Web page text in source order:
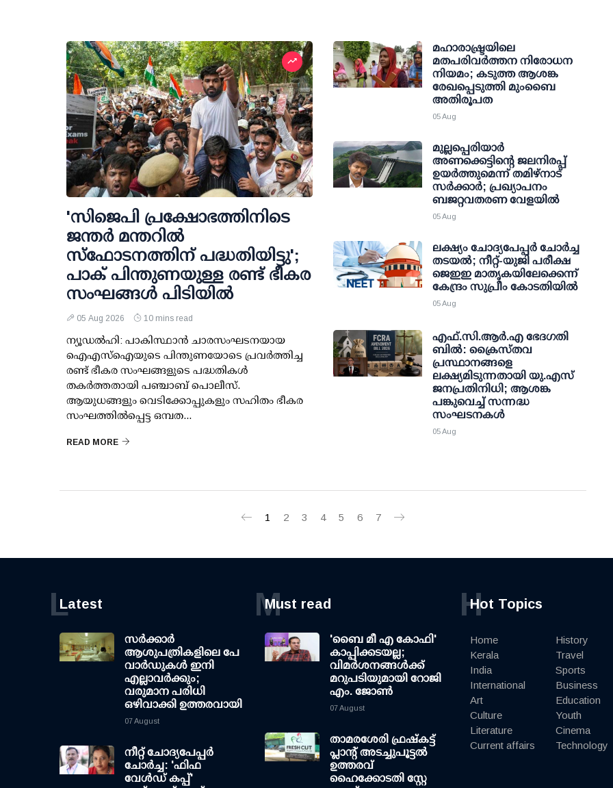
'സിജെപി പ്രക്ഷോഭത്തിനിടെ
ജന്തര്‍ മന്തറില്‍
സ്ഫോടനത്തിന് പദ്ധതിയിട്ടു';
പാക് പിന്തുണയുള്ള രണ്ട് ഭീകര
സംഘങ്ങള്‍ പിടിയില്‍
05 Aug 2026 10 mins read
ന്യൂഡല്‍ഹി: പാകിസ്ഥാന്‍ ചാരസംഘടനയായ
ഐഎസ്ഐയുടെ പിന്തുണയോടെ പ്രവര്‍ത്തിച്ച
രണ്ട് ഭീകര സംഘങ്ങളുടെ പദ്ധതികള്‍
തകര്‍ത്തതായി പഞ്ചാബ് പൊലീസ്.
ആയുധങ്ങളും വെടിക്കോപ്പുകളും സഹിതം ഭീകര
സംഘത്തില്‍പ്പെട്ട ഒമ്പത...
READ MORE
മഹാരാഷ്ട്രയിലെ
മതപരിവർത്തന നിരോധന
നിയമം; കടുത്ത ആശങ്ക
രേഖപ്പെടുത്തി മുംബൈ
അതിരൂപത
05 Aug
മുല്ലപ്പെരിയാര്‍
അണക്കെട്ടിന്റെ ജലനിരപ്പ്
ഉയര്‍ത്തുമെന്ന് തമിഴ്‌നാട്
സര്‍ക്കാര്‍; പ്രഖ്യാപനം
ബജറ്റവതരണ വേളയില്‍
05 Aug
ലക്ഷ്യം ചോദ്യപേപ്പര്‍ ചോര്‍ച്ച
തടയല്‍; നീറ്റ്-യുജി പരീക്ഷ
ജെഇഇ മാതൃകയിലേക്കെന്ന്
കേന്ദ്രം സുപ്രീം കോടതിയില്‍
05 Aug
എഫ്.സി.ആര്‍.എ ഭേദഗതി
ബില്‍: ക്രൈസ്തവ
പ്രസ്ഥാനങ്ങളെ
ലക്ഷ്യമിടുന്നതായി യു.എസ്
ജനപ്രതിനിധി; ആശങ്ക
പങ്കുവെച്ച് സന്നദ്ധ
സംഘടനകള്‍
05 Aug
1 2 3 4 5 6 7
Latest
L
സര്‍ക്കാര്‍
ആശുപത്രികളിലെ പേ
വാര്‍ഡുകള്‍ ഇനി
എല്ലാവര്‍ക്കും;
വരുമാന പരിധി
ഒഴിവാക്കി ഉത്തരവായി
07 August
നീറ്റ് ചോദ്യപേപ്പര്‍
ചോര്‍ച്ച: 'ഫിഫ
വേള്‍ഡ് കപ്പ്'
Must read
M
'ബൈ മീ എ കോഫി'
കാപ്പിക്കടയല്ല;
വിമര്‍ശനങ്ങള്‍ക്ക്
മറുപടിയുമായി റോജി
എം. ജോണ്‍
07 August
താമരശേരി ഫ്രഷ്കട്ട്
പ്ലാന്റ് അടച്ചുപൂട്ടൽ
ഉത്തരവ്
ഹൈക്കോടതി സ്റ്റേ
Hot Topics
H
Home
Kerala
India
International
Art
Culture
Literature
Current affairs
History
Travel
Sports
Business
Education
Youth
Cinema
Technology